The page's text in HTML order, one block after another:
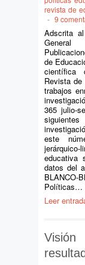
revista de
- 9
Adscrita
de
científica
Revista
trabajos
365 julio-
este
educativa
datos del
Políticas…
Leer